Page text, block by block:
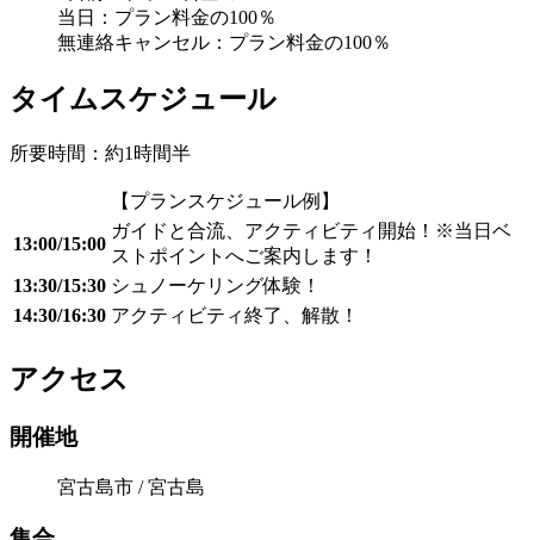
当日：プラン料金の100％
無連絡キャンセル：プラン料金の100％
タイムスケジュール
所要時間：約1時間半
【プランスケジュール例】
13:00/15:00
ガイドと合流、アクティビティ開始！※当日ベ
ストポイントへご案内します！
13:30/15:30 シュノーケリング体験！
14:30/16:30 アクティビティ終了、解散！
アクセス
開催地
宮古島市 / 宮古島